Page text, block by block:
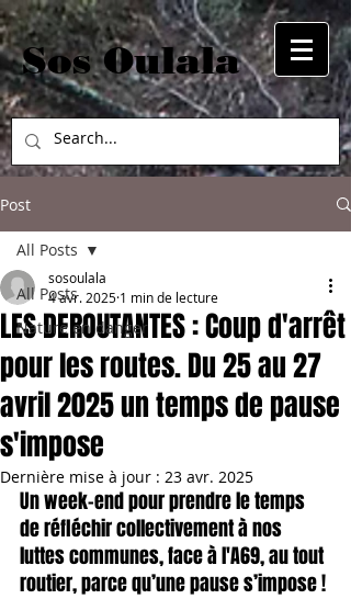
Sos Oulala
Post
All Posts
Nature en danger
All Posts
LES DEROUTANTES : Coup d'arrêt
pour les routes. Du 25 au 27
avril 2025 un temps de pause
s'impose
sosoulala
4 avr. 2025 1 min de lecture
Dernière mise à jour : 23 avr. 2025
Un week-end pour prendre le temps
de réfléchir collectivement à nos
luttes communes, face à l'A69, au tout
routier, parce qu’une pause s’impose !